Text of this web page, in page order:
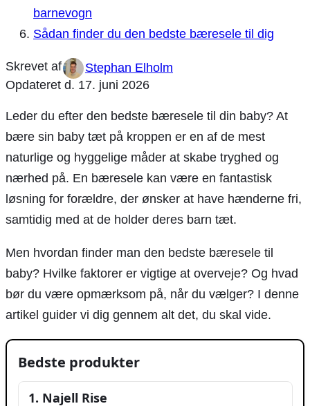
barnevogn
Sådan finder du den bedste bæresele til dig
Stephan Elholm
Opdateret d. 17. juni 2026
Leder du efter den bedste bæresele til din baby? At
bære sin baby tæt på kroppen er en af de mest
naturlige og hyggelige måder at skabe tryghed og
nærhed på. En bæresele kan være en fantastisk
løsning for forældre, der ønsker at have hænderne fri,
samtidig med at de holder deres barn tæt.
Men hvordan finder man den bedste bæresele til
baby? Hvilke faktorer er vigtige at overveje? Og hvad
bør du være opmærksom på, når du vælger? I denne
artikel guider vi dig gennem alt det, du skal vide.
Bedste produkter
1. Najell Rise